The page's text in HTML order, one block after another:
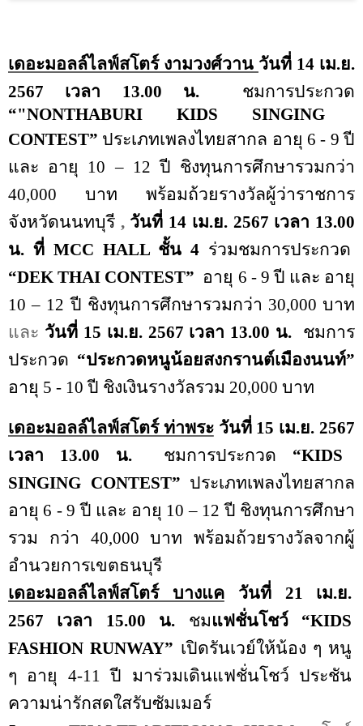
เดอะมอลล์ไลฟ์สโตร์ งามวงศ์วาน วันที่ 14 เม.ย.
2567 เวลา 13.00 น.
ชมการประกวด
“"NONTHABURI KIDS SINGING
CONTEST” ประเภทเพลงไทยสากล อายุ 6 - 9 ปี
และ อายุ 10 – 12 ปี ชิงทุนการศึกษารวมกว่า
40,000 บาท พร้อมถ้วยรางวัลผู้ว่าราชการ
จังหวัดนนทบุรี , วันที่ 14 เม.ย. 2567 เวลา 13.00
น. ที่ MCC HALL ชั้น4 ร่วมชมการประกวด
“DEK THAI CONTEST” อายุ 6 - 9 ปี และ อายุ
10 – 12 ปี ชิงทุนการศึกษารวมกว่า 30,000 บาท
และ วันที่ 15 เม.ย. 2567 เวลา 13.00 น.
ชมการ
ประกวด “ประกวดหนูน้อยสงกรานต์เมืองนนท์”
อายุ 5 - 10 ปี ชิงเงินรางวัลรวม 20,000 บาท
เดอะมอลล์ไลฟ์สโตร์ ท่าพระวันที่ 15 เม.ย.2567
เวลา 13.00 น.
ชมการประกวด “KIDS
SINGING CONTEST” ประเภทเพลงไทยสากล
อายุ 6 - 9 ปี และ อายุ 10 – 12 ปี ชิงทุนการศึกษา
รวม กว่า 40,000 บาท พร้อมถ้วยรางวัลจากผู้
อำนวยการเขตธนบุรี
เดอะมอลล์ไลฟ์สโตร์ บางแควันที่ 21 เม.ย.
2567 เวลา 15.00 น. ชมแฟชั่นโชว์ “KIDS
FASHION RUNWAY” เปิดรันเวย์ให้น้อง ๆ หนู
ๆ อายุ 4-11 ปี มาร่วมเดินแฟชั่นโชว์ ประชัน
ความน่ารักสดใสรับซัมเมอร์